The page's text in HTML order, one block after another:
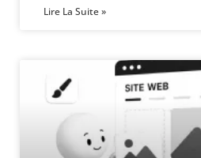
Lire La Suite »